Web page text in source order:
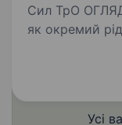
Сил ТрО
як окремий
Усі